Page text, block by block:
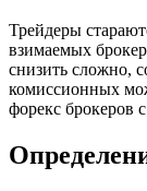
Трейдеры
взимаемых
снизить сложно,
комиссионных
форекс брокеров